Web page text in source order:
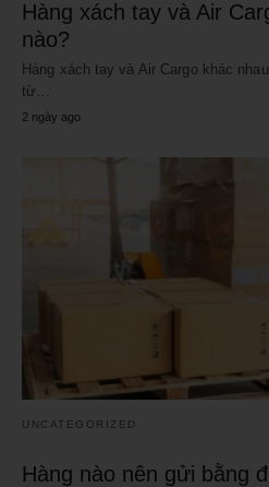
Hàng xách tay và Air
nào?
Hàng xách tay và Air Cargo khác
từ…
2 ngày ago
UNCATEGORIZED
Hàng nào nên gửi bằng